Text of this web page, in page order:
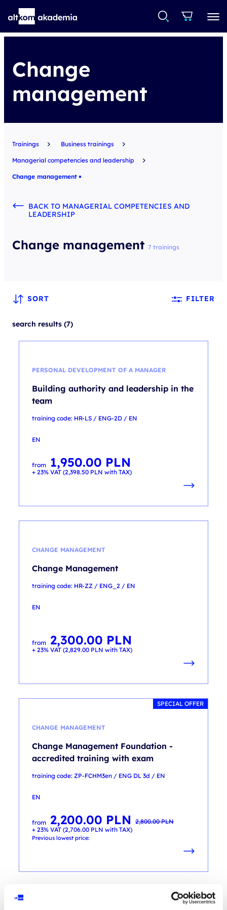
Change
management
Trainings Business trainings
Managerial competencies and leadership
Change management
BACK TO MANAGERIAL COMPETENCIES AND
LEADERSHIP
Change management 7 trainings
SORT FILTER
search results (7)
PERSONAL DEVELOPMENT OF A MANAGER
Building authority and leadership in the
team
training code: HR-LS / ENG-2D / EN
EN
from 1,950.00 PLN
+ 23% VAT (2,398.50 PLN with TAX)
CHANGE MANAGEMENT
Change Management
training code: HR-ZZ / ENG_2 / EN
EN
from 2,300.00 PLN
+ 23% VAT (2,829.00 PLN with TAX)
SPECIAL OFFER
CHANGE MANAGEMENT
Change Management Foundation -
accredited training with exam
training code: ZP-FCHM3en / ENG DL 3d / EN
EN
from 2,800.00PLN
Original
price
was:
2,800.00 PLN.
2,200.00 PLN
Current
price
is:
2,200.00 PLN.
+ 23% VAT (2,706.00 PLN with TAX)
Previous lowest price: